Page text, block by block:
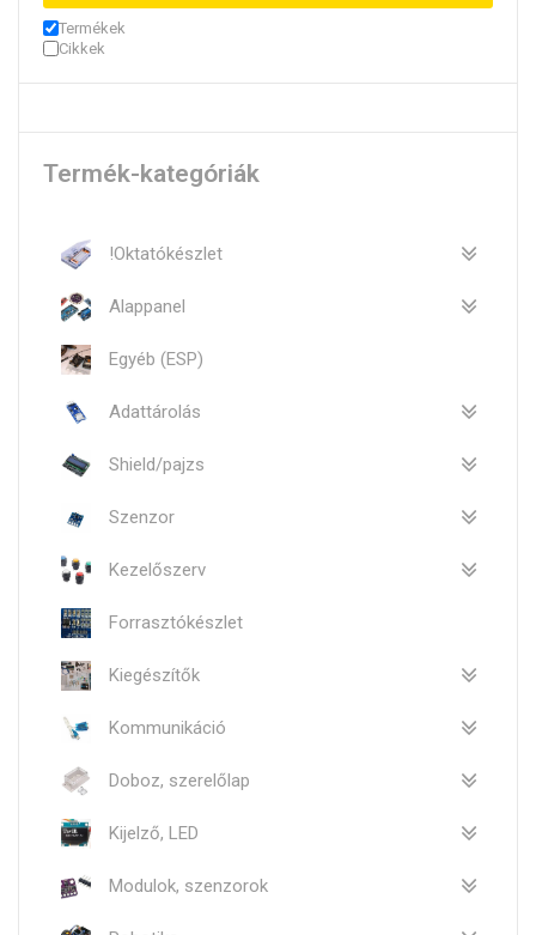
Termékek
Cikkek
Termék-kategóriák
!Oktatókészlet
Alappanel
Egyéb (ESP)
Adattárolás
Shield/pajzs
Szenzor
Kezelőszerv
Forrasztókészlet
Kiegészítők
Kommunikáció
Doboz, szerelőlap
Kijelző, LED
Modulok, szenzorok